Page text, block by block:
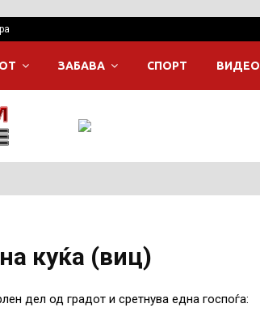
ЗАБАВА СПОРТ ВИДЕО
куќа (виц)
дел од градот и сретнува една госпоѓа: